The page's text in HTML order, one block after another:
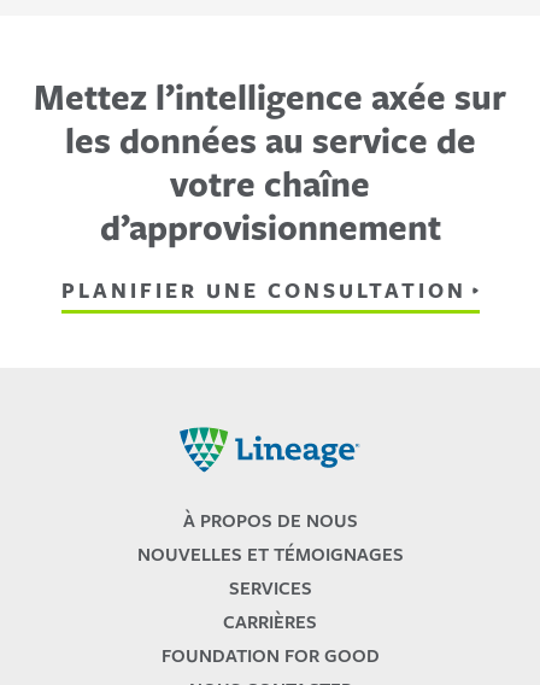
Mettez l’intelligence axée sur
les données au service de
votre chaîne
d’approvisionnement
PLANIFIER UNE CONSULTATION
À PROPOS DE NOUS
NOUVELLES ET TÉMOIGNAGES
SERVICES
CARRIÈRES
FOUNDATION FOR GOOD